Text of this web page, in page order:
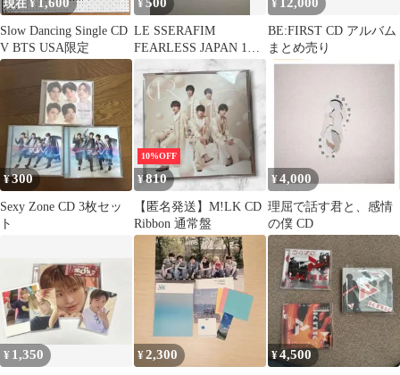
現在 ¥
Slow Dancing Single CD
V BTS USA限定
¥
LE SSERAFIM
FEARLESS JAPAN 1ST
¥
BE:FIRST CD アルバム
まとめ売り
¥300
Sexy Zone CD 3枚セッ
ト
10%OFF
¥810
【匿名発送】M!LK CD
Ribbon 通常盤
¥4,000
理屈で話す君と、感情
の僕 CD
¥ 1,350 ¥2,300 ¥4,500